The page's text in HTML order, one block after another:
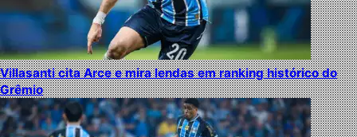
Villasanti cita Arce e mira lendas em ranking histórico do
Grêmio